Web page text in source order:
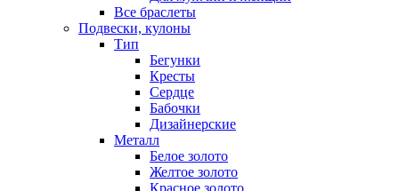
Все браслеты
Подвески, кулоны
Тип
Бегунки
Кресты
Сердце
Бабочки
Дизайнерские
Металл
Белое золото
Желтое золото
Красное золото